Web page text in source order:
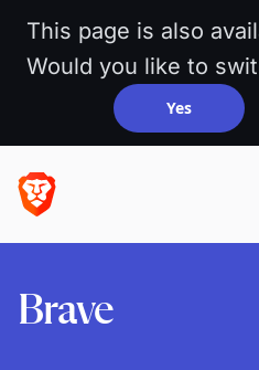
This page is also
Would you like to
Yes
Brave